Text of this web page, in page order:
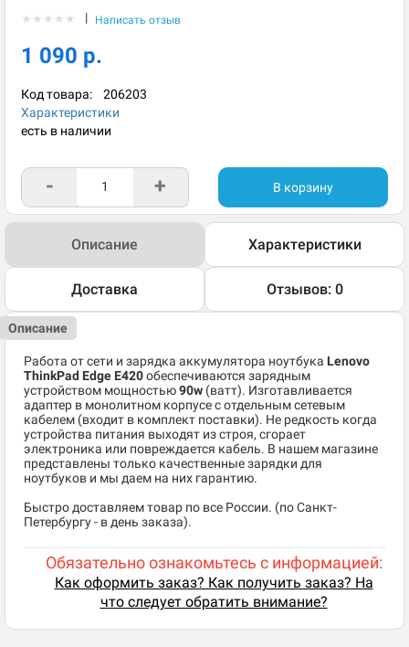
★ ★ ★ ★ ★ | Написать отзыв
1 090 р.
Код товара: 206203
Характеристики
есть в наличии
- + В корзину
Описание Характеристики
Доставка Отзывов: 0
Описание
Работа от сети и зарядка аккумулятора ноутбука Lenovo
ThinkPad Edge E420обеспечиваются зарядным
устройством мощностью90w (ватт). Изготавливается
адаптер в монолитном корпусе с отдельным сетевым
кабелем (входит в комплект поставки). Не редкость когда
устройства питания выходят из строя, сгорает
электроника или повреждается кабель. В нашем магазине
представлены только качественные зарядки для
ноутбуков и мы даем на них гарантию.
Быстро доставляем товар по все России. (по Санкт-
Петербургу - в день заказа).
Обязательно ознакомьтесь с информацией:
Как оформить заказ? Как получить заказ? На
что следует обратить внимание?